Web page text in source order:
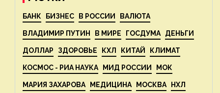
БАНК БИЗНЕС В РОССИИ ВАЛЮТА
ВЛАДИМИР ПУТИН В МИРЕ ГОСДУМА ДЕНЬГИ
ДОЛЛАР ЗДОРОВЬЕ КХЛ КИТАЙ КЛИМАТ
КОСМОС - РИА НАУКА МИД РОССИИ МОК
МАРИЯ ЗАХАРОВА МЕДИЦИНА МОСКВА НХЛ